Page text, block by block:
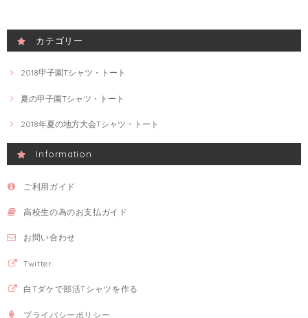
カテゴリー
2018甲子園Tシャツ・トート
夏の甲子園Tシャツ・トート
2018年夏の地方大会Tシャツ・トート
Information
ご利用ガイド
高校生の為のお支払ガイド
お問い合わせ
Twitter
白Tダケで部活Tシャツを作る
プライバシーポリシー